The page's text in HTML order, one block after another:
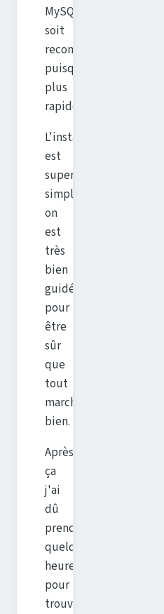
MySQL
soit
recommandé
puisque
plus
rapide).
L'installation
est
super
simple,
on
est
très
bien
guidé
pour
être
sûr
que
tout
marche
bien.
Après
ça
j'ai
dû
prendre
quelques
heures
pour
trouver